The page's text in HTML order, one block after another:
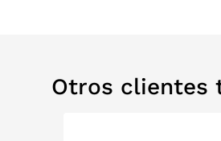
Otros clientes